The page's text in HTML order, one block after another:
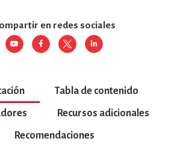
en redes sociales
Tabla de contenido
Recursos adicionales
Recomendaciones